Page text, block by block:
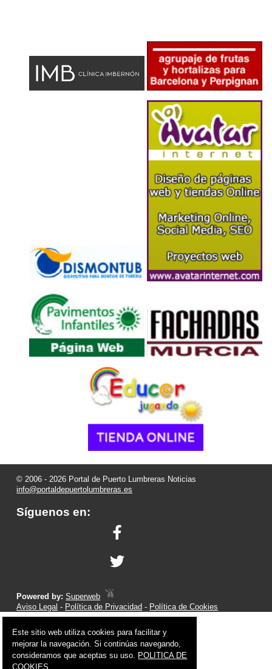
© 2006 - 2026 Portal de Puerto Lumbreras Noticias
info@portaldepuertolumbreras.es
Síguenos en:
Powered by:Superweb
Aviso Legal - Política de Privacidad - Política de Cookies
Este sitio web utiliza cookies para facilitar y
mejorar la navegación. Si continúas navegando,
consideramos que aceptas su uso. POLITICA DE
COOKIES